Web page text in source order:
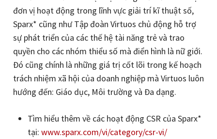
đơn vị hoạt động trong lĩnh vực giải trí kĩ thuật số,
Sparx* cũng như Tập đoàn Virtuos chủ động hỗ trợ
sự phát triển của các thế hệ tài năng trẻ và trao
quyền cho các nhóm thiểu số mà điển hình là nữ giới.
Đó cũng chính là những giá trị cốt lõi trong kế hoạch
trách nhiệm xã hội của doanh nghiệp mà Virtuos luôn
hướng đến: Giáo dục, Môi trường và Đa dạng.
Tìm hiểu thêm về các hoạt động CSR của Sparx*
tại: www.sparx.com/vi/category/csr-vi/